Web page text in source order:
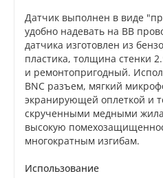
Датчик выполнен в виде
удобно надевать на ВВ
датчика изготовлен из
пластика, толщина стенки
и ремонтопригодный.
BNC разъем, мягкий
экранирующей оплеткой и
скрученными медными
высокую
многократным изгибам.
Использование